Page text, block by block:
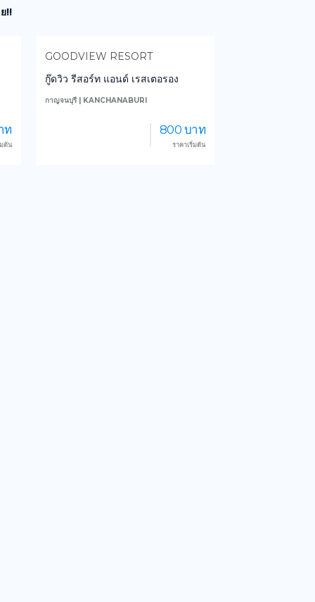
!!
ท
ต้น
GOODVIEW RESORT
กู๊ดวิว รีสอร์ท แอนด์ เรสเตอรอง
กาญจนบุรี | KANCHANABURI
800 บาท
ราคาเริ่มต้น